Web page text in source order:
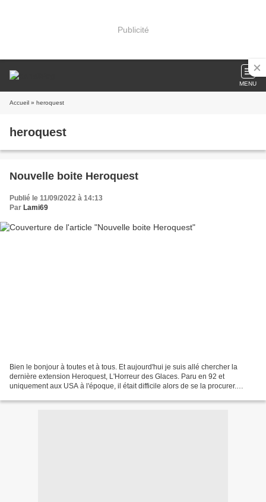
Publicité
MENU
Accueil » heroquest
heroquest
Nouvelle boite Heroquest
Publié le 11/09/2022 à 14:13
Par Lami69
Bien le bonjour à toutes et à tous. Et aujourd'hui je suis allé chercher la
dernière extension Heroquest, L'Horreur des Glaces. Paru en 92 et
uniquement aux USA à l'époque, il était difficile alors de se la procurer.